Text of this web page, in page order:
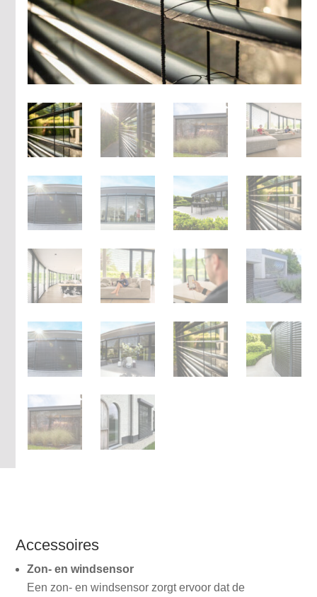
Accessoires
Zon- en windsensor
Een zon- en windsensor zorgt ervoor dat de